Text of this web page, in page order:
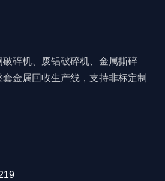
碎机、废铝破碎机、金属撕碎
金属回收生产线，支持非标定制